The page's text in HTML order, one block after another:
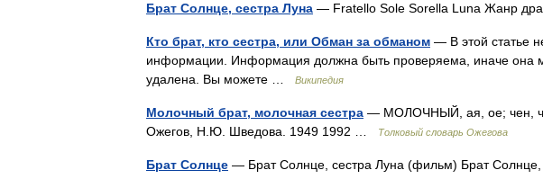
Брат Солнце, сестра Луна — Fratello Sole Sorella Luna Жанр
Кто брат, кто сестра, или Обман за обманом — В этой статье
информации. Информация должна быть проверяема, иначе она
удалена. Вы можете …
Википедия
Молочный брат, молочная сестра — МОЛОЧНЫЙ, ая, ое; чен,
Ожегов, Н.Ю. Шведова. 1949 1992 …
Толковый словарь Ожегова
Брат Солнце — Брат Солнце, сестра Луна (фильм) Брат Солнце,